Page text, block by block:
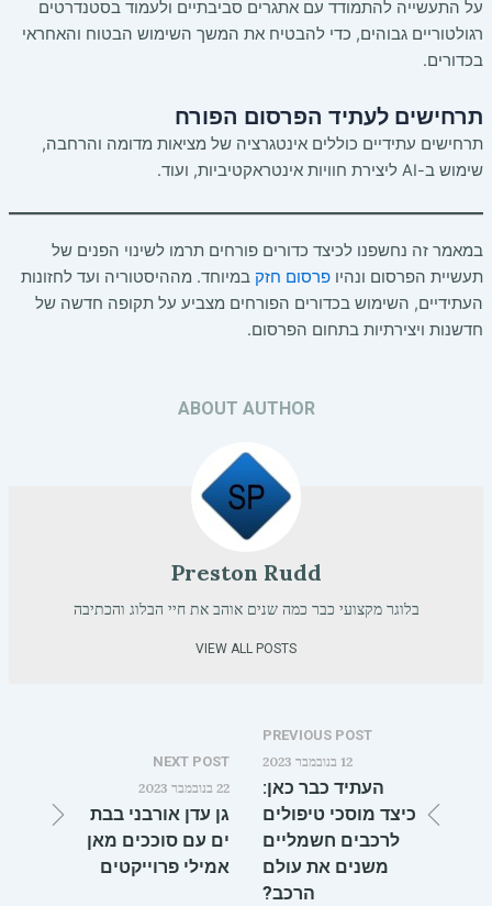
על התעשייה להתמודד עם אתגרים סביבתיים ולעמוד בסטנדרטים
רגולטוריים גבוהים, כדי להבטיח את המשך השימוש הבטוח והאחראי
בכדורים.
תרחישים לעתיד הפרסום הפורח
תרחישים עתידיים כוללים אינטגרציה של מציאות מדומה והרחבה,
שימוש ב-AI ליצירת חוויות אינטראקטיביות, ועוד.
במאמר זה נחשפנו לכיצד כדורים פורחים תרמו לשינוי הפנים של
תעשיית הפרסום ונהיו פרסום חזק במיוחד. מההיסטוריה ועד לחזונות
העתידיים, השימוש בכדורים הפורחים מצביע על תקופה חדשה של
חדשנות ויצירתיות בתחום הפרסום.
ABOUT AUTHOR
Preston Rudd
בלוגר מקצועי כבר כמה שנים אוהב את חיי הבלוג והכתיבה
VIEW ALL POSTS
PREVIOUS POST
12 בנובמבר 2023
העתיד כבר כאן:
כיצד מוסכי טיפולים
לרכבים חשמליים
משנים את עולם
הרכב?
NEXT POST
22 בנובמבר 2023
גן עדן אורבני בבת
ים עם סוככים מאן
אמילי פרוייקטים